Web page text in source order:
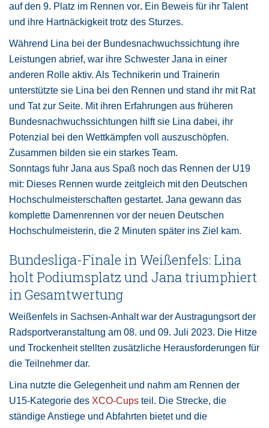
auf den 9. Platz im Rennen vor. Ein Beweis für ihr Talent
und ihre Hartnäckigkeit trotz des Sturzes.
Während Lina bei der Bundesnachwuchssichtung ihre
Leistungen abrief, war ihre Schwester Jana in einer
anderen Rolle aktiv. Als Technikerin und Trainerin
unterstützte sie Lina bei den Rennen und stand ihr mit Rat
und Tat zur Seite. Mit ihren Erfahrungen aus früheren
Bundesnachwuchssichtungen hilft sie Lina dabei, ihr
Potenzial bei den Wettkämpfen voll auszuschöpfen.
Zusammen bilden sie ein starkes Team.
Sonntags fuhr Jana aus Spaß noch das Rennen der U19
mit: Dieses Rennen wurde zeitgleich mit den Deutschen
Hochschulmeisterschaften gestartet. Jana gewann das
komplette Damenrennen vor der neuen Deutschen
Hochschulmeisterin, die 2 Minuten später ins Ziel kam.
Bundesliga-Finale in Weißenfels: Lina
holt Podiumsplatz und Jana triumphiert
in Gesamtwertung
Weißenfels in Sachsen-Anhalt war der Austragungsort der
Radsportveranstaltung am 08. und 09. Juli 2023. Die Hitze
und Trockenheit stellten zusätzliche Herausforderungen für
die Teilnehmer dar.
Lina nutzte die Gelegenheit und nahm am Rennen der
U15-Kategorie des XCO-Cups teil. Die Strecke, die
ständige Anstiege und Abfahrten bietet und die